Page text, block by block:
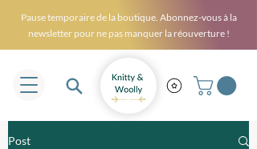
Pause temporaire de la boutique. Abonnez-vous à la
newsletter pour ne pas manquer la réouverture !
Post